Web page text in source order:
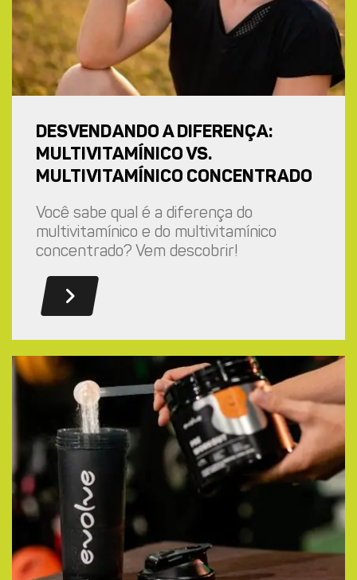
DESVENDANDO A DIFERENÇA:
MULTIVITAMÍNICO VS.
MULTIVITAMÍNICO CONCENTRADO
Você sabe qual é a diferença do
multivitamínico e do multivitamínico
concentrado? Vem descobrir!